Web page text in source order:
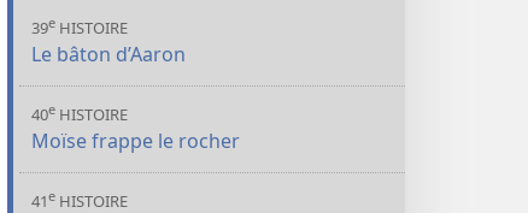
39e HISTOIRE
Le bâton d’Aaron
40e HISTOIRE
Moïse frappe le rocher
41e HISTOIRE